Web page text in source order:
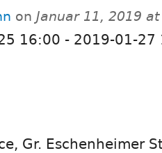
on Januar 11, 2019 at
16:00 - 2019-01-27
Gr. Eschenheimer